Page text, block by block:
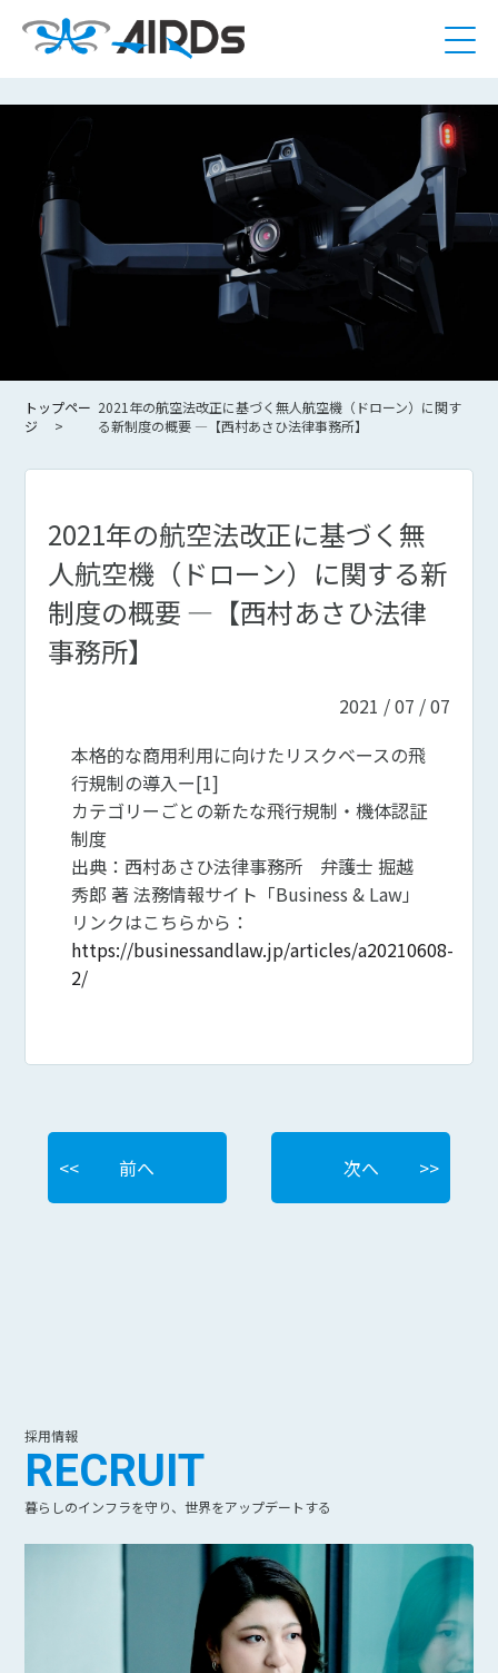
トップペー
ジ
2021年の航空法改正に基づく無人航空機（ドローン）に関す
る新制度の概要 ―【西村あさひ法律事務所】
2021年の航空法改正に基づく無
人航空機（ドローン）に関する新
制度の概要 ―【西村あさひ法律
事務所】
2021 / 07 / 07
本格的な商用利用に向けたリスクベースの飛
行規制の導入ー[1]
カテゴリーごとの新たな飛行規制・機体認証
制度
出典：西村あさひ法律事務所 弁護士 掘越
秀郎 著 法務情報サイト「Business & Law」
リンクはこちらから：
https://businessandlaw.jp/articles/a20210608-
2/
前へ 次へ
採用情報
RECRUIT
暮らしのインフラを守り、世界をアップデートする